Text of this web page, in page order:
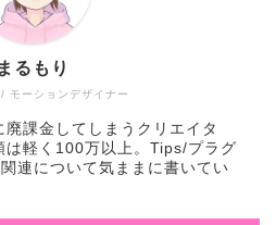
モーションデザイナー
まるもり
課金してしまうクリエイタ
は軽く100万以上。Tips/プラグ
連について気ままに書いてい